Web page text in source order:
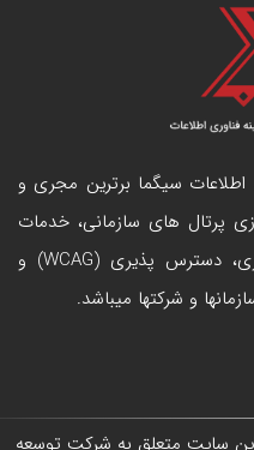
سیگما برترین مجری و
پرتال های سازمانی، خدمات
الکترونیکی امن، خدمات رایانش ابری، دسترس پذیری (WCAG) و
و شرکتها میباشد.
سایت متعلق به شرکت توسعه